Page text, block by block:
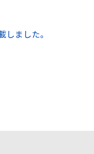
ました。